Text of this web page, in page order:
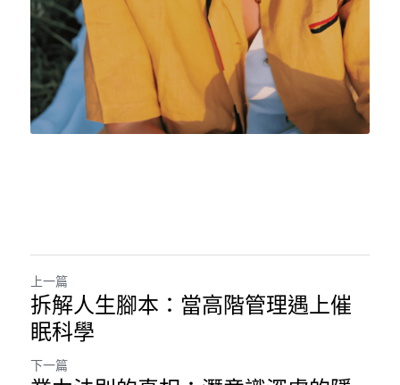
上一篇
拆解人生腳本：當高階管理遇上催
眠科學
下一篇